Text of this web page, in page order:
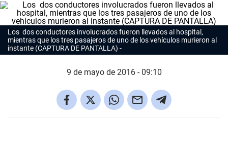
Los dos conductores involucrados fueron llevados al hospital,
mientras que los tres pasajeros de uno de los vehículos murieron al
instante (CAPTURA DE PANTALLA)
9 de mayo de 2016 - 09:10